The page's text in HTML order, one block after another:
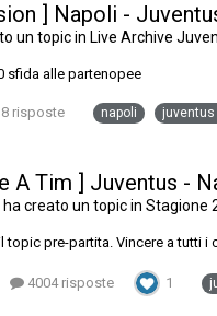
] Napoli -
un topic in Live Archive
sfida alle partenopee
8 risposte napoli
A Tim ] Juventus -
ha creato un topic in Stagione
topic pre-partita. Vincere a tutti i
4004 risposte 1